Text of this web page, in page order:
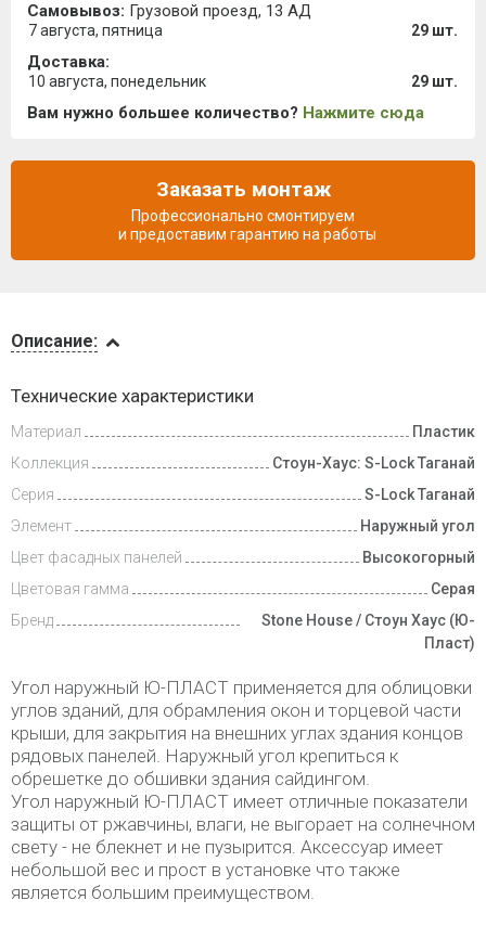
и оплата
Описание:
Технические характеристики
Материал
Пластик
Коллекция
Стоун-Хаус: S-Lock Таганай
Серия
S-Lock Таганай
Элемент
Наружный угол
Цвет фасадных панелей
Высокогорный
Цветовая гамма
Серая
Бренд
Stone House / Стоун Хаус (Ю-
Пласт)
Угол наружный Ю-ПЛАСТ применяется для облицовки
углов зданий, для обрамления окон и торцевой части
крыши, для закрытия на внешних углах здания концов
рядовых панелей. Наружный угол крепиться к
обрешетке до обшивки здания сайдингом.
Угол наружный Ю-ПЛАСТ имеет отличные показатели
защиты от ржавчины, влаги, не выгорает на солнечном
свету - не блекнет и не пузырится. Аксессуар имеет
небольшой вес и прост в установке что также
является большим преимуществом.
Самовывоз: Грузовой проезд, 13 АД
7 августа, пятница 29 шт.
Доставка:
10 августа, понедельник 29 шт.
Вам нужно большее количество? Нажмите сюда
Заказать монтаж
Профессионально смонтируем
и предоставим гарантию на работы